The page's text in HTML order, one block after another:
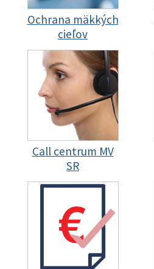
Ochrana mäkkých
cieľov
Call centrum MV
SR